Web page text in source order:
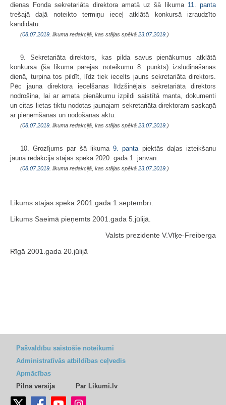
dienas Fonda sekretariāta direktora amatā uz šā likuma 11. panta
trešajā daļā noteikto termiņu ieceļ atklātā konkursā izraudzīto
kandidātu.
(08.07.2019. likuma redakcijā, kas stājas spēkā 23.07.2019.)
9. Sekretariāta direktors, kas pilda savus pienākumus atklātā
konkursa (šā likuma pārejas noteikumu 8. punkts) izsludināšanas
dienā, turpina tos pildīt, līdz tiek iecelts jauns sekretariāta direktors.
Pēc jauna direktora iecelšanas līdzšinējais sekretariāta direktors
nodrošina, lai ar amata pienākumu izpildi saistītā manta, dokumenti
un citas lietas tiktu nodotas jaunajam sekretariāta direktoram saskaņā
ar pieņemšanas un nodošanas aktu.
(08.07.2019. likuma redakcijā, kas stājas spēkā 23.07.2019.)
10. Grozījums par šā likuma9. pantapiektās daļas izteikšanu
jaunā redakcijā stājas spēkā 2020. gada 1. janvārī.
(08.07.2019. likuma redakcijā, kas stājas spēkā 23.07.2019.)
Likums stājas spēkā 2001.gada 1.septembrī.
Likums Saeimā pieņemts 2001.gada 5.jūlijā.
Valsts prezidente V.Vīķe-Freiberga
Rīgā 2001.gada 20.jūlijā
Pašvaldību saistošie noteikumi
Administratīvās atbildības ceļvedis
Apmācības
Pilnā versija
Par Likumi.lv